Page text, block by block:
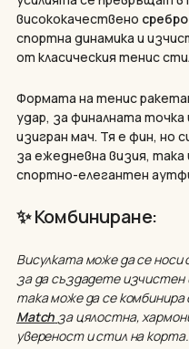
висококачествено
спортна динамика и
от класическия тенис
Формата на тенис
удар, за финалната
изигран мач. Тя е фин, но
за ежедневна визия,
спортно-елегантен
✨Комбиниране:
Висулката може да се носи
за да създадете изчистен
така може да се комбинира
Match за цялостна,
увереност и стил на корта.